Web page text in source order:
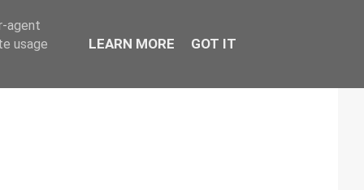
agent
usage
LEARN MORE GOT IT